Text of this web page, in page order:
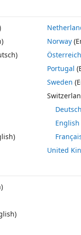
软件组件模型中，要实
调用，您需要拖放预配
配置模块参数以选择要调
件中配置添加的调用方模
客户端-服务接口、
Configure Calls to
Calls to AUTOSAR
Configure Calls to
位置集成模型，它集成
置监控器组件。传感器
将其转换为 TPS 百分比
传感器组件提供的 TPS
器组件调用 BSW NvM
服务。
Norway
Österreich
Portugal
Sweden
Deutsch
English
United